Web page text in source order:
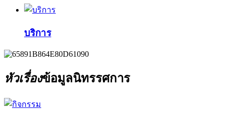
บริการ
หัวเรื่องข้อมูลนิทรรศการ